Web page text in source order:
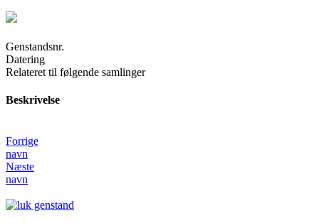
Genstandsnr.
Datering
Relateret til følgende samlinger
Beskrivelse
Forrige
navn
Næste
navn